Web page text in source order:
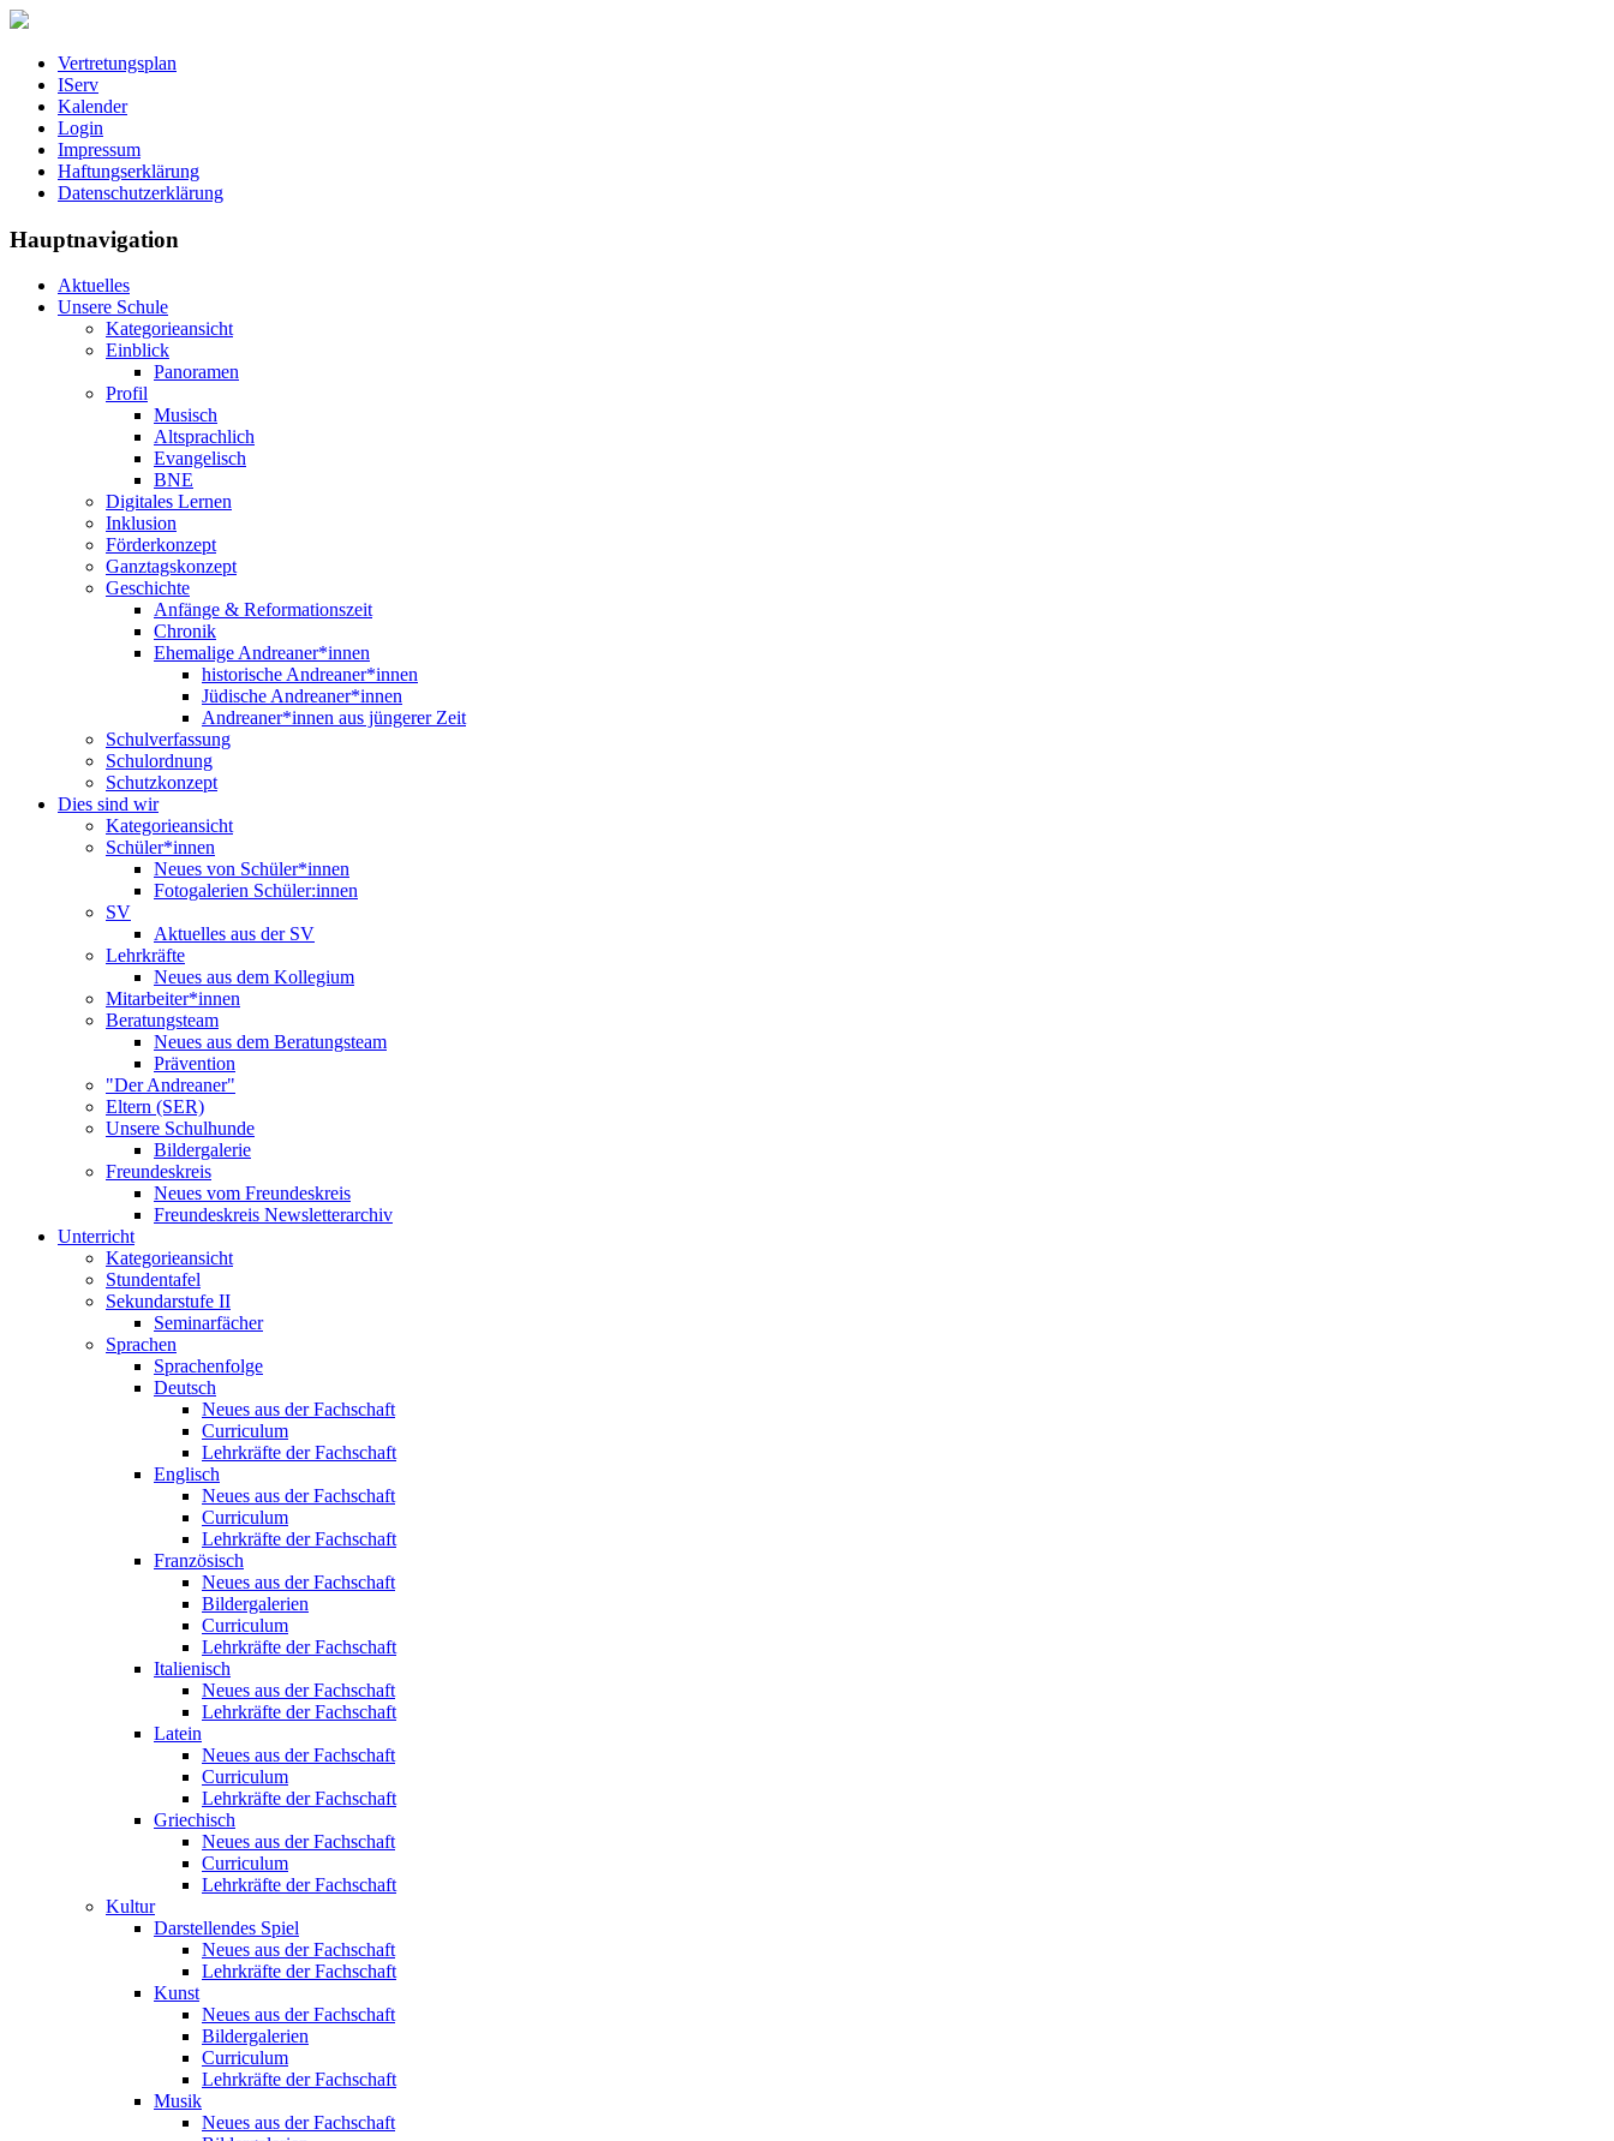
Vertretungsplan
IServ
Kalender
Login
Impressum
Haftungserklärung
Datenschutzerklärung
Hauptnavigation
Aktuelles
Unsere Schule
Kategorieansicht
Einblick
Panoramen
Profil
Musisch
Altsprachlich
Evangelisch
BNE
Digitales Lernen
Inklusion
Förderkonzept
Ganztagskonzept
Geschichte
Anfänge & Reformationszeit
Chronik
Ehemalige Andreaner*innen
historische Andreaner*innen
Jüdische Andreaner*innen
Andreaner*innen aus jüngerer Zeit
Schulverfassung
Schulordnung
Schutzkonzept
Dies sind wir
Kategorieansicht
Schüler*innen
Neues von Schüler*innen
Fotogalerien Schüler:innen
SV
Aktuelles aus der SV
Lehrkräfte
Neues aus dem Kollegium
Mitarbeiter*innen
Beratungsteam
Neues aus dem Beratungsteam
Prävention
"Der Andreaner"
Eltern (SER)
Unsere Schulhunde
Bildergalerie
Freundeskreis
Neues vom Freundeskreis
Freundeskreis Newsletterarchiv
Unterricht
Kategorieansicht
Stundentafel
Sekundarstufe II
Seminarfächer
Sprachen
Sprachenfolge
Deutsch
Neues aus der Fachschaft
Curriculum
Lehrkräfte der Fachschaft
Englisch
Neues aus der Fachschaft
Curriculum
Lehrkräfte der Fachschaft
Französisch
Neues aus der Fachschaft
Bildergalerien
Curriculum
Lehrkräfte der Fachschaft
Italienisch
Neues aus der Fachschaft
Lehrkräfte der Fachschaft
Latein
Neues aus der Fachschaft
Curriculum
Lehrkräfte der Fachschaft
Griechisch
Neues aus der Fachschaft
Curriculum
Lehrkräfte der Fachschaft
Kultur
Darstellendes Spiel
Neues aus der Fachschaft
Lehrkräfte der Fachschaft
Kunst
Neues aus der Fachschaft
Bildergalerien
Curriculum
Lehrkräfte der Fachschaft
Musik
Neues aus der Fachschaft